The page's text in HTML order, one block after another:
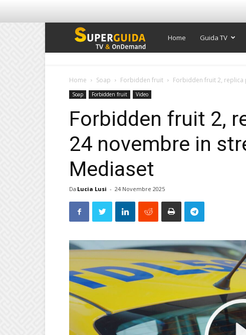
Super
Home Guida TV
Home Soap Forbidden fruit Forbidden fruit 2,
Soap Forbidden fruit Video
Forbidden fruit 2,
24 novembre in
Mediaset
Da Lucia Lusi - 24 Novembre 2025